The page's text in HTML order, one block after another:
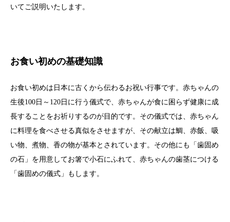
いてご説明いたします。
お食い初めの基礎知識
お食い初めは日本に古くから伝わるお祝い行事です。赤ちゃんの
生後100日～120日に行う儀式で、赤ちゃんが食に困らず健康に成
長することをお祈りするのが目的です。その儀式では、赤ちゃん
に料理を食べさせる真似をさせますが、その献立は鯛、赤飯、吸
い物、煮物、香の物が基本とされています。その他にも「歯固め
の石」を用意してお箸で小石にふれて、赤ちゃんの歯茎につける
「歯固めの儀式」もします。